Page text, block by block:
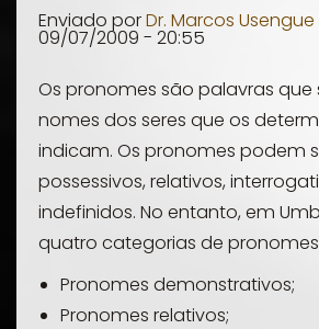
Enviado porDr. Marcos Usengue
09/07/2009 - 20:55
Os pronomes são palavras que
nomes dos seres que os
indicam. Os pronomes podem
possessivos, relativos,
indefinidos. No entanto, em
quatro categorias de
Pronomes demonstrativos;
Pronomes relativos;